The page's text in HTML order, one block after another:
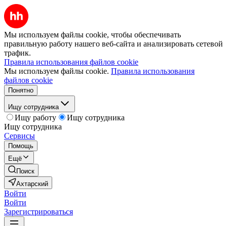
Мы используем файлы cookie, чтобы обеспечивать
правильную работу нашего веб-сайта и анализировать сетевой
трафик.
Правила использования файлов cookie
Мы используем файлы cookie. Правила использования
файлов cookie
Понятно
Ищу сотрудника
Ищу работу
Ищу сотрудника
Ищу сотрудника
Сервисы
Помощь
Ещё
Поиск
Ахтарский
Войти
Войти
Зарегистрироваться